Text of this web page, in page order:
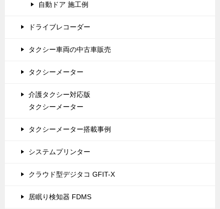
自動ドア 施工例
ドライブレコーダー
タクシー車両の中古車販売
タクシーメーター
介護タクシー対応版
タクシーメーター
タクシーメーター搭載事例
システムプリンター
クラウド型デジタコ GFIT-X
居眠り検知器 FDMS